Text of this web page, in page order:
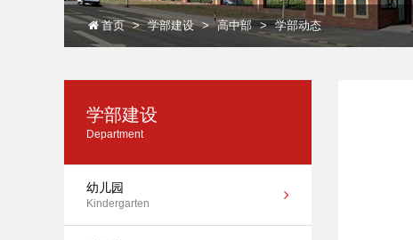
首页 学部建设 高中部 学部动态
学部建设
Department
幼儿园
Kindergarten